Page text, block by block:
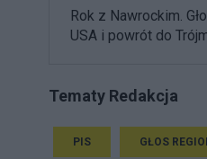
Rok z Nawrockim.
USA i powrót do
Tematy Redakcja
PIS GŁOS